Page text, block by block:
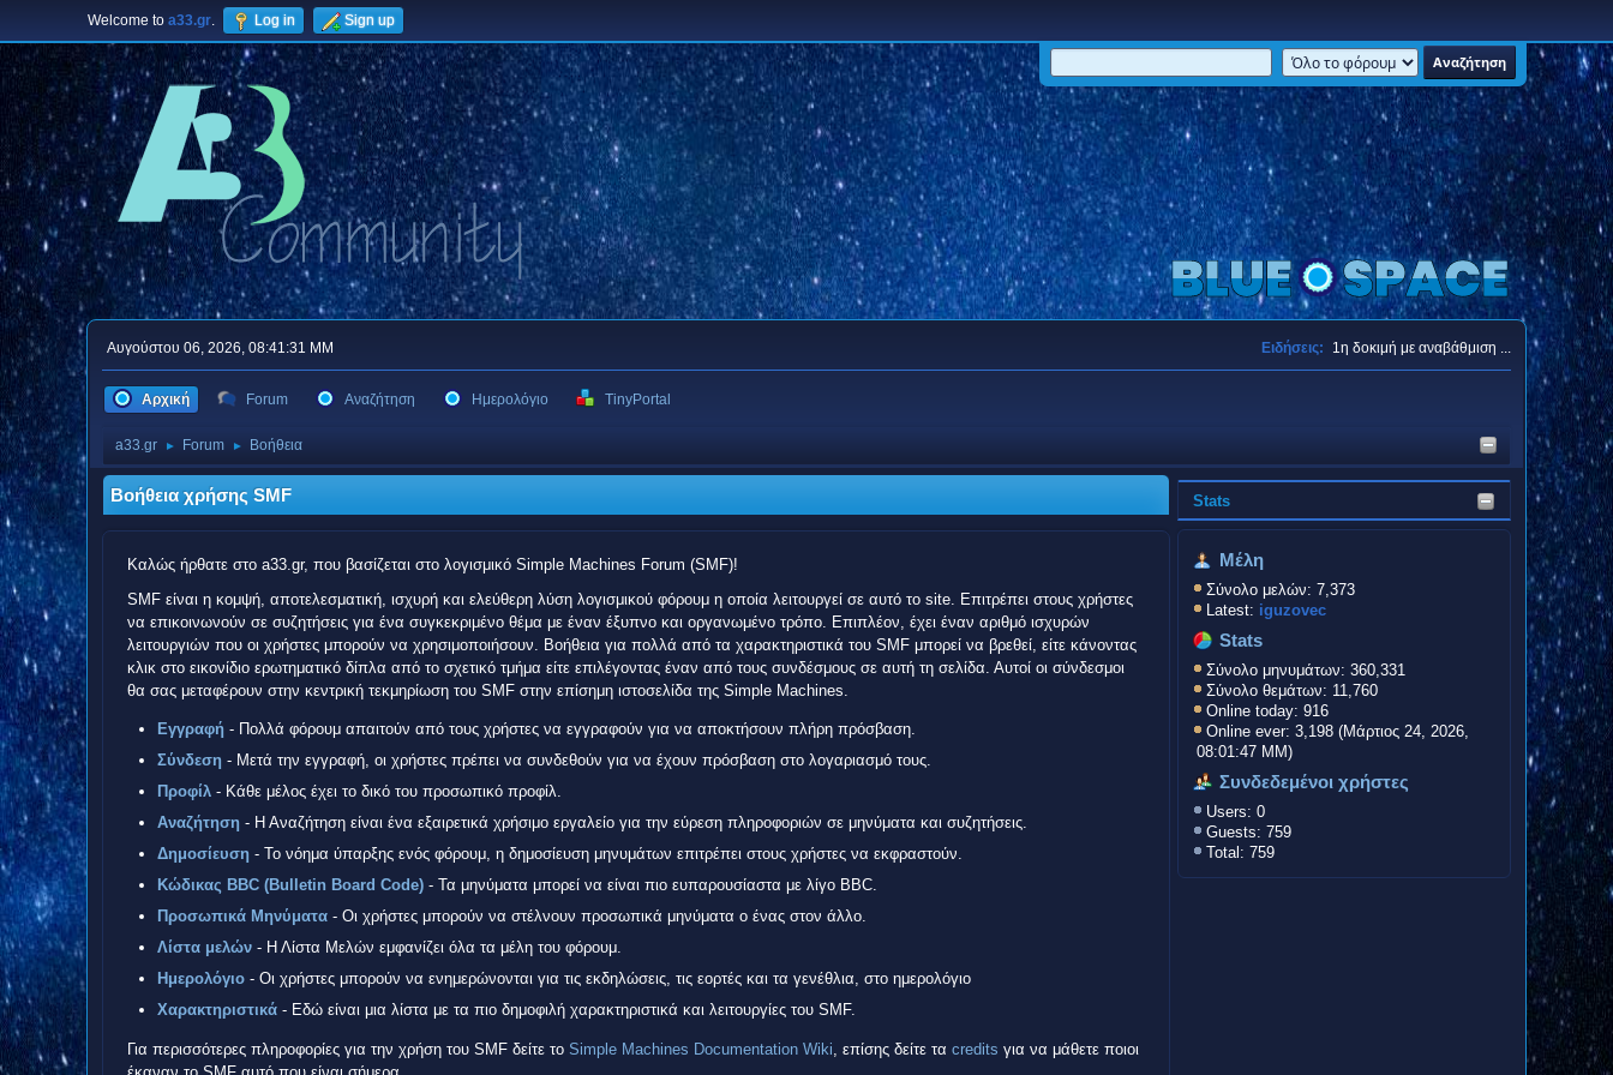
Welcome to a33.gr. Log in Sign up
Αυγούστου 06, 2026, 08:41:31 ΜΜ Ειδήσεις: 1η δοκιμή με αναβάθμιση ...
Αρχική Forum Αναζήτηση Ημερολόγιο TinyPortal
a33.gr ► Forum ► Βοήθεια
Stats
Μέλη
Σύνολο μελών: 7,373
Latest: iguzovec
Stats
Σύνολο μηνυμάτων: 360,331
Σύνολο θεμάτων: 11,760
Online today: 916
Online ever: 3,198 (Μάρτιος 24, 2026,
08:01:47 ΜΜ)
Συνδεδεμένοι χρήστες
Users: 0
Guests: 759
Total: 759
Βοήθεια χρήσης SMF
Καλώς ήρθατε στο a33.gr, που βασίζεται στο λογισμικό Simple Machines Forum (SMF)!
SMF είναι η κομψή, αποτελεσματική, ισχυρή και ελεύθερη λύση λογισμικού φόρουμ η οποία λειτουργεί σε αυτό το site. Επιτρέπει στους χρήστες
να επικοινωνούν σε συζητήσεις για ένα συγκεκριμένο θέμα με έναν έξυπνο και οργανωμένο τρόπο. Επιπλέον, έχει έναν αριθμό ισχυρών
λειτουργιών που οι χρήστες μπορούν να χρησιμοποιήσουν. Βοήθεια για πολλά από τα χαρακτηριστικά του SMF μπορεί να βρεθεί, είτε κάνοντας
κλικ στο εικονίδιο ερωτηματικό δίπλα από το σχετικό τμήμα είτε επιλέγοντας έναν από τους συνδέσμους σε αυτή τη σελίδα. Αυτοί οι σύνδεσμοι
θα σας μεταφέρουν στην κεντρική τεκμηρίωση του SMF στην επίσημη ιστοσελίδα της Simple Machines.
Εγγραφή - Πολλά φόρουμ απαιτούν από τους χρήστες να εγγραφούν για να αποκτήσουν πλήρη πρόσβαση.
Σύνδεση - Μετά την εγγραφή, οι χρήστες πρέπει να συνδεθούν για να έχουν πρόσβαση στο λογαριασμό τους.
Προφίλ - Κάθε μέλος έχει το δικό του προσωπικό προφίλ.
Αναζήτηση - Η Αναζήτηση είναι ένα εξαιρετικά χρήσιμο εργαλείο για την εύρεση πληροφοριών σε μηνύματα και συζητήσεις.
Δημοσίευση - Το νόημα ύπαρξης ενός φόρουμ, η δημοσίευση μηνυμάτων επιτρέπει στους χρήστες να εκφραστούν.
Κώδικας BBC (Bulletin Board Code) - Τα μηνύματα μπορεί να είναι πιο ευπαρουσίαστα με λίγο BBC.
Προσωπικά Μηνύματα - Οι χρήστες μπορούν να στέλνουν προσωπικά μηνύματα ο ένας στον άλλο.
Λίστα μελών - Η Λίστα Μελών εμφανίζει όλα τα μέλη του φόρουμ.
Ημερολόγιο - Οι χρήστες μπορούν να ενημερώνονται για τις εκδηλώσεις, τις εορτές και τα γενέθλια, στο ημερολόγιο
Χαρακτηριστικά - Εδώ είναι μια λίστα με τα πιο δημοφιλή χαρακτηριστικά και λειτουργίες του SMF.
Για περισσότερες πληροφορίες για την χρήση του SMF δείτε το Simple Machines Documentation Wiki, επίσης δείτε τα credits για να μάθετε ποιοι